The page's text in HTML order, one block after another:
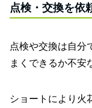
点検・交換を依
点検や交換は自分
まくできるか不安
ショートにより火